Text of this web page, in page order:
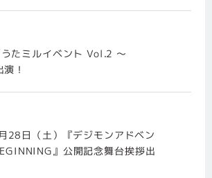
うたミルイベント Vol.2 ～
！
28日（土）『デジモンアドベン
』公開記念舞台挨拶出